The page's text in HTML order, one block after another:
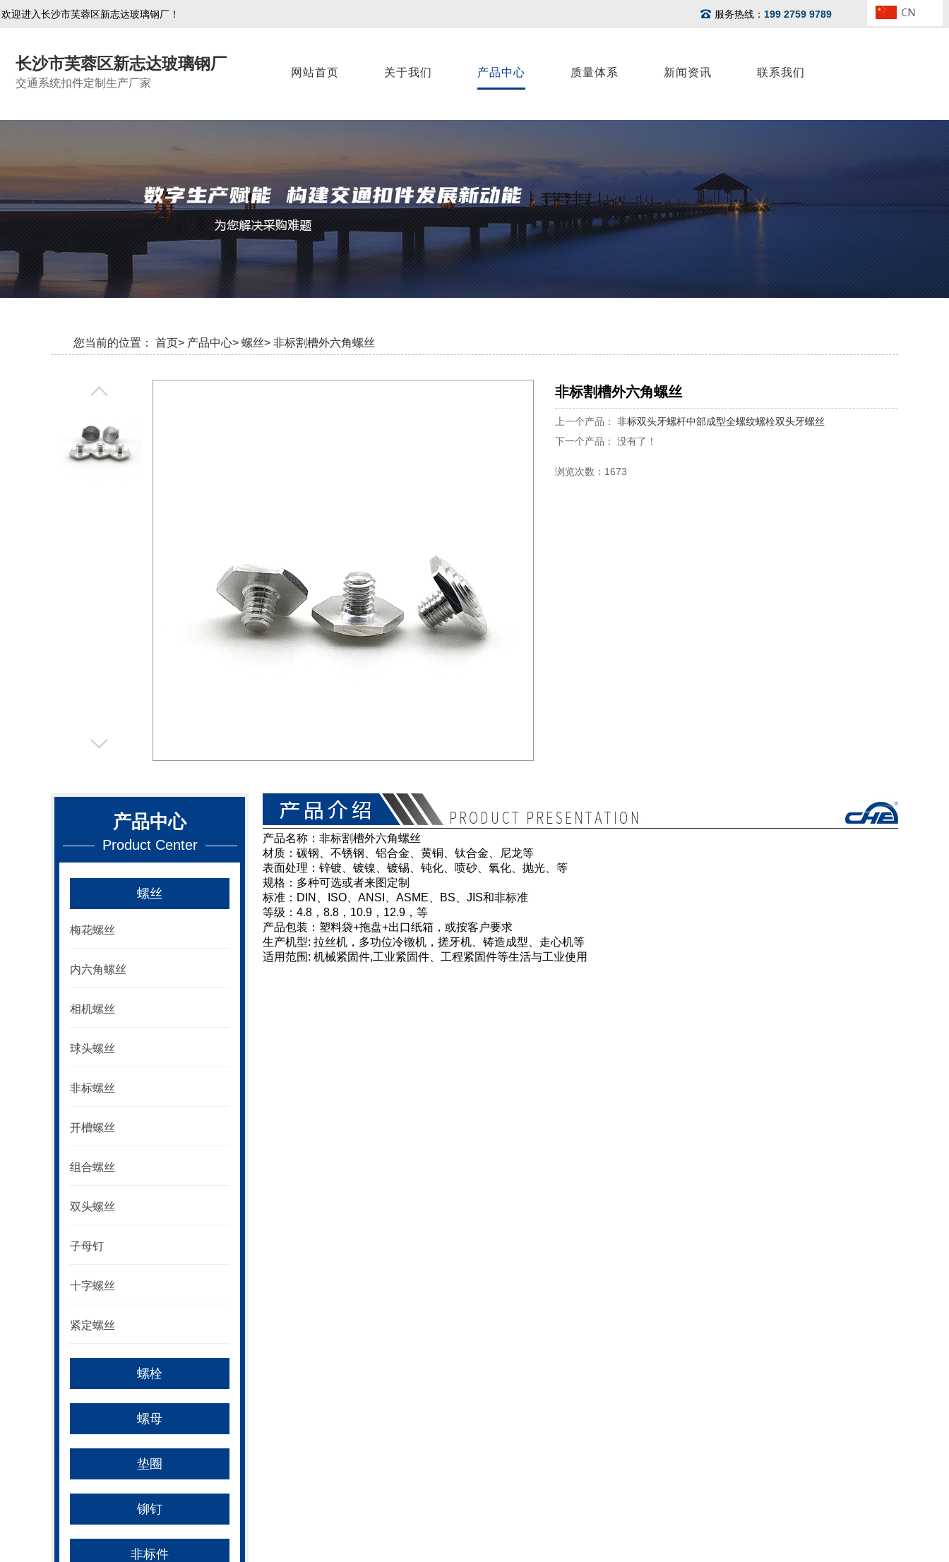
欢迎进入长沙市芙蓉区新志达玻璃钢厂！ 服务热线： 199 2759 9789
长沙市芙蓉区新志达玻璃钢厂
交通系统扣件定制生产厂家
网站首页 关于我们 产品中心 质量体系 新闻资讯 联系我们
您当前的位置： 首页> 产品中心> 螺丝> 非标割槽外六角螺丝
非标割槽外六角螺丝
上一个产品： 非标双头牙螺杆中部成型全螺纹螺栓双头牙螺丝
下一个产品： 没有了！
浏览次数：1673
产品中心
Product Center
螺丝
梅花螺丝
内六角螺丝
相机螺丝
球头螺丝
非标螺丝
开槽螺丝
组合螺丝
双头螺丝
子母钉
十字螺丝
紧定螺丝
螺栓
螺母
垫圈
铆钉
非标件
产品名称：非标割槽外六角螺丝
材质：碳钢、不锈钢、铝合金、黄铜、钛合金、尼龙等
表面处理：锌镀、镀镍、镀锡、钝化、喷砂、氧化、抛光、等
规格：多种可选或者来图定制
标准：DIN、ISO、ANSI、ASME、BS、JIS和非标准
等级：4.8，8.8，10.9，12.9，等
产品包装：塑料袋+拖盘+出口纸箱，或按客户要求
生产机型: 拉丝机，多功位冷镦机，搓牙机、铸造成型、走心机等
适用范围: 机械紧固件,工业紧固件、工程紧固件等生活与工业使用